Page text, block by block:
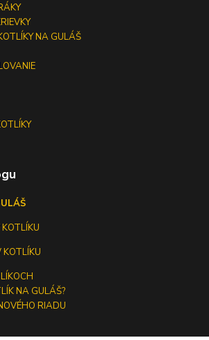
NA GULÁŠ
KOTLÍKU
NA GULÁŠ?
RIADU